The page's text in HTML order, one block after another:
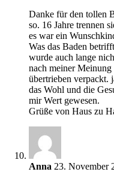
Danke für den tollen
so. 16 Jahre trennen
es war ein
Was das Baden
wurde auch lange
nach meiner
übertrieben verpackt.
das Wohl und die
mir Wert gewesen.
Grüße von Haus zu
Anna 23. November